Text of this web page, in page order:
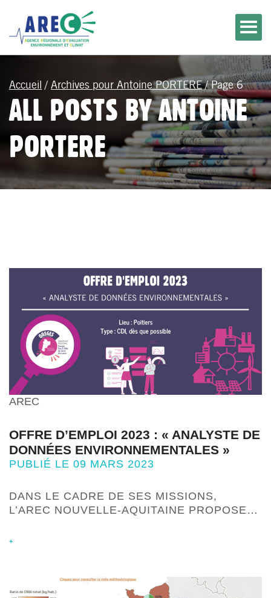
Accueil / Archives pour Antoine PORTERE/Page 6
ALL POSTS BY ANTOINE
PORTERE
AREC
OFFRE D’EMPLOI 2023 : « ANALYSTE DE
DONNÉES ENVIRONNEMENTALES »
PUBLIÉ LE 09 MARS 2023
DANS LE CADRE DE SES MISSIONS,
L’AREC NOUVELLE-AQUITAINE PROPOSE…
+